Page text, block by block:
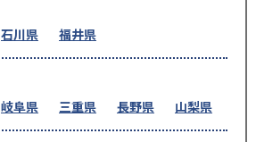
石川県 福井県
岐阜県 三重県 長野県 山梨県